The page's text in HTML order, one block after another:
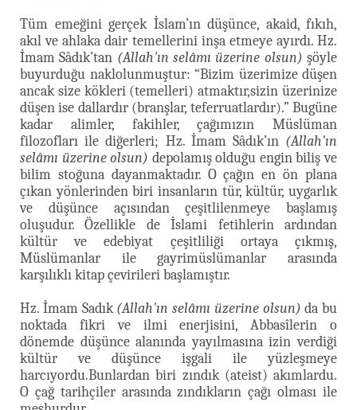
Tüm emeğini gerçek İslam’ın düşünce, akaid, fıkıh,
akıl ve ahlaka dair temellerini inşa etmeye ayırdı. Hz.
İmam Sâdık’tan (Allah'ın selâmı üzerine olsun) şöyle
buyurduğu naklolunmuştur: “Bizim üzerimize düşen
ancak size kökleri (temelleri) atmaktır,sizin üzerinize
düşen ise dallardır (branşlar, teferruatlardır).” Bugüne
kadar alimler, fakihler, çağımızın Müslüman
filozofları ile diğerleri; Hz. İmam Sâdık’ın (Allah'ın
selâmı üzerine olsun) depolamış olduğu engin biliş ve
bilim stoğuna dayanmaktadır. O çağın en ön plana
çıkan yönlerinden biri insanların tür, kültür, uygarlık
ve düşünce açısından çeşitlilenmeye başlamış
oluşudur. Özellikle de İslami fetihlerin ardından
kültür ve edebiyat çeşitliliği ortaya çıkmış,
Müslümanlar ile gayrimüslümanlar arasında
karşılıklı kitap çevirileri başlamıştır.
Hz. İmam Sadık(Allah'ın selâmı üzerine olsun) da bu
noktada fikri ve ilmi enerjisini, Abbasîlerin o
dönemde düşünce alanında yayılmasına izin verdiği
kültür ve düşünce işgali ile yüzleşmeye
harcıyordu.Bunlardan biri zındık (ateist) akımlardu.
O çağ tarihçiler arasında zındıkların çağı olması ile